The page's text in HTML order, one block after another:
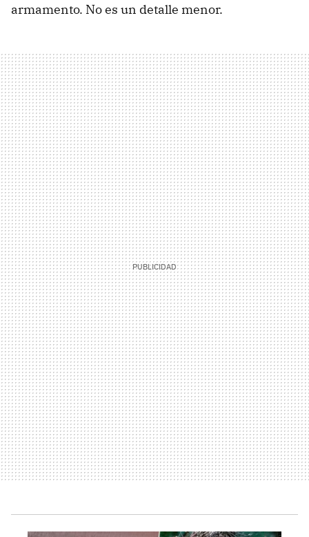
armamento. No es un detalle menor.